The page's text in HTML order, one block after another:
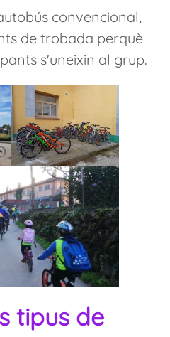
convencional,
de trobada perquè
s'uneixin al grup.
tipus de